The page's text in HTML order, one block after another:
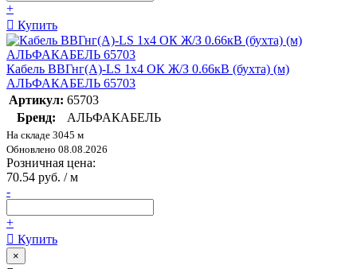
+
Купить
Кабель ВВГнг(А)-LS 1х4 ОК Ж/З 0.66кВ (бухта) (м)
АЛЬФАКАБЕЛЬ 65703
Артикул: 65703
Бренд:
АЛЬФАКАБЕЛЬ
На складе 3045 м
Обновлено 08.08.2026
Розничная цена:
70.54 руб. / м
-
+
Купить
×